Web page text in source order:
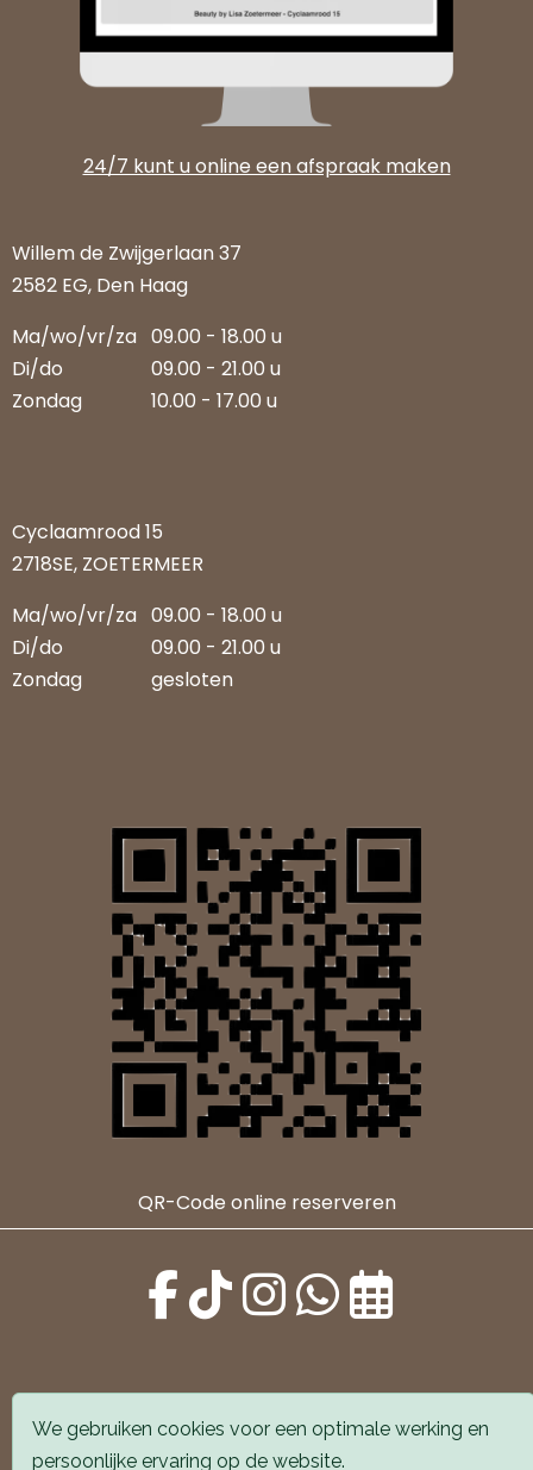
24/7 kunt u online een afspraak maken
Willem de Zwijgerlaan 37
2582 EG, Den Haag
Ma/wo/vr/za 09.00 - 18.00 u
Di/do
09.00 - 21.00 u
Zondag
10.00 - 17.00 u
Cyclaamrood 15
2718SE, ZOETERMEER
Ma/wo/vr/za 09.00 - 18.00 u
Di/do
09.00 - 21.00 u
Zondag
gesloten
QR-Code online reserveren
Alle locaties zijn goed bereikbaar met auto en
We gebruiken cookies voor een optimale werking en
persoonlijke ervaring op de website.